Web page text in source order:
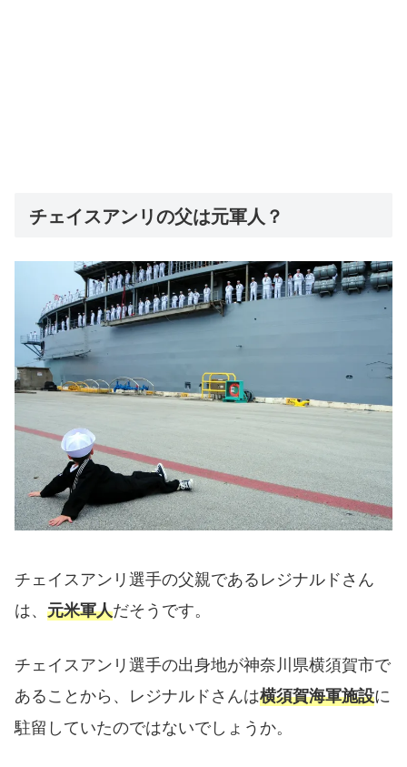
チェイスアンリの父は元軍人？
チェイスアンリ選手の父親であるレジナルドさん
は、 元米軍人だそうです。
チェイスアンリ選手の出身地が神奈川県横須賀市で
あることから、レジナルドさんは横須賀海軍施設に
駐留していたのではないでしょうか。